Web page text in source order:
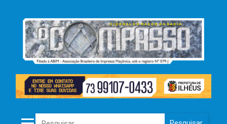
Pesquisar por: